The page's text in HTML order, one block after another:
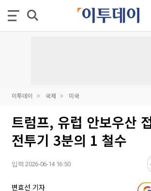
이투데이 국제 미국
트럼프, 유럽 안보우산
전투기 3분의 1 철수
입력 2026-06-14 16:50
변효선 기자